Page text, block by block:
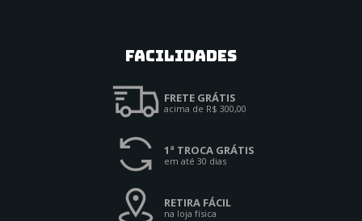
Facilidades
FRETE GRÁTIS
acima de R$ 300,00
1ª TROCA GRÁTIS
em até 30 dias
RETIRA FÁCIL
na loja física